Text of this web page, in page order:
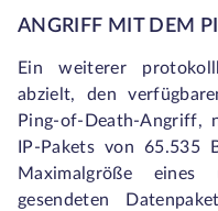
ANGRIFF MIT DEM
Ein weiterer
abzielt, den
Ping-of-Death-Angriff,
IP-Pakets von 65.535
Maximalgröße eines
gesendeten